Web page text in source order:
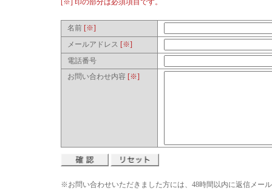
[※] 印の部分は必須項目です。
名前 [※]
メールアドレス [※]
電話番号
お問い合わせ内容 [※]
※お問い合わせいただきました方には、48時間以内に返信メー